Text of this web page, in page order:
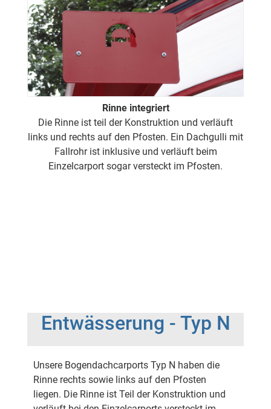
Rinne integriert
Die Rinne ist teil der Konstruktion und verläuft
links und rechts auf den Pfosten. Ein Dachgulli mit
Fallrohr ist inklusive und verläuft beim
Einzelcarport sogar versteckt im Pfosten.
Entwässerung - Typ N
Unsere Bogendachcarports Typ N haben die
Rinne rechts sowie links auf den Pfosten
liegen. Die Rinne ist Teil der Konstruktion und